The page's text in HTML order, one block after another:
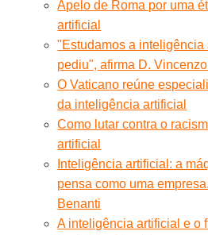
Apelo de Roma por uma
artificial
"Estudamos a
pediu", afirma D.
O Vaticano reúne
da inteligência artificial
Como lutar contra o
artificial
Inteligência artificial: a
pensa como uma
Benanti
A inteligência artificial e o